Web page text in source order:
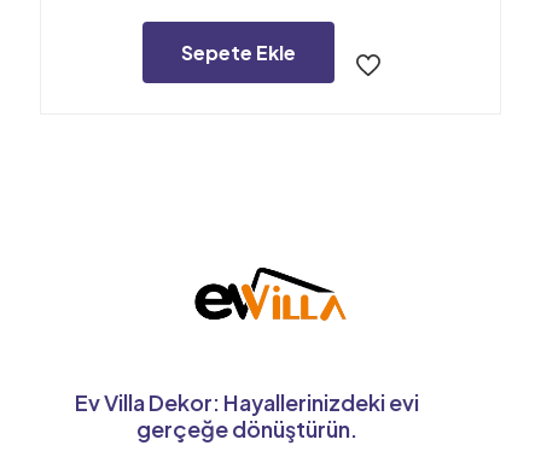
28.800,00₺.
Sepete Ekle
Ev Villa Dekor: Hayallerinizdeki evi
gerçeğe dönüştürün.